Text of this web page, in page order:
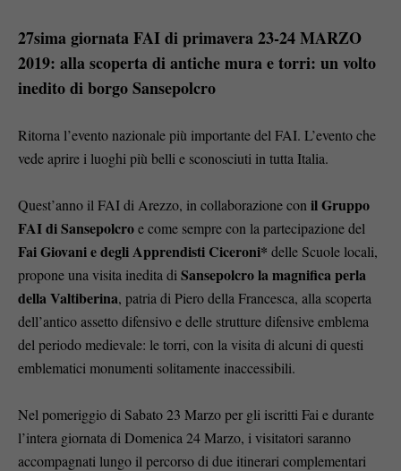
27sima giornata FAI di primavera 23-24 MARZO
2019: alla scoperta di antiche mura e torri: un volto
inedito di borgo Sansepolcro
Ritorna l’evento nazionale più importante del FAI. L’evento che
vede aprire i luoghi più belli e sconosciuti in tutta Italia.
Quest’anno il FAI di Arezzo, in collaborazione con il Gruppo
FAI di Sansepolcroe come sempre con la partecipazione del
Fai Giovani e degli Apprendisti Ciceroni* delle Scuole locali,
propone una visita inedita di Sansepolcro la magnifica perla
della Valtiberina, patria di Piero della Francesca, alla scoperta
dell’antico assetto difensivo e delle strutture difensive emblema
del periodo medievale: le torri, con la visita di alcuni di questi
emblematici monumenti solitamente inaccessibili.
Nel pomeriggio di Sabato 23 Marzo per gli iscritti Fai e durante
l’intera giornata di Domenica 24 Marzo, i visitatori saranno
accompagnati lungo il percorso di due itinerari complementari